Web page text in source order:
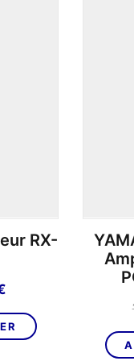
RX-
Le
actuel
est :